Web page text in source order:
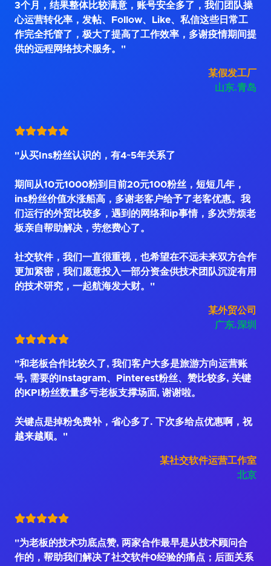
3个月，结果整体比较满意，账号安全多了，我们团队操
心运营转化率，发帖、Follow、Like、私信这些日常工
作完全托管了，极大了提高了工作效率，多谢疫情期间提
供的远程网络技术服务。"
某假发工厂
山东.青岛
"从买Ins粉丝认识的，有4~5年关系了
期间从10元1000粉到目前20元100粉丝，短短几年，
ins粉丝价值水涨船高，多谢老客户给予了老客优惠。我
们运行的外贸比较多，遇到的网络和ip事情，多次劳烦老
板亲自帮助解决，劳您费心了。
社交软件，我们一直很重视，也希望在不远未来双方合作
更加紧密，我们愿意投入一部分资金供技术团队沉淀有用
的技术研究，一起航海发大财。"
某外贸公司
广东.深圳
"和老板合作比较久了, 我们客户大多是旅游方向运营账
号, 需要的Instagram、Pinterest粉丝、赞比较多, 关键
的KPI粉丝数量多亏老板支撑场面, 谢谢啦。
关键点是掉粉免费补，省心多了. 下次多给点优惠啊，祝
越来越顺。"
某社交软件运营工作室
北京
"为老板的技术功底点赞, 两家合作最早是从技术顾问合
作的，帮助我们解决了社交软件0经验的痛点；后面关系